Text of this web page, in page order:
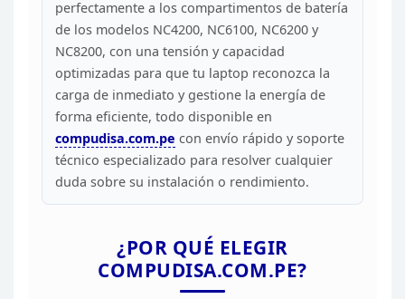
perfectamente a los compartimentos de batería
de los modelos NC4200, NC6100, NC6200 y
NC8200, con una tensión y capacidad
optimizadas para que tu laptop reconozca la
carga de inmediato y gestione la energía de
forma eficiente, todo disponible en
compudisa.com.pe con envío rápido y soporte
técnico especializado para resolver cualquier
duda sobre su instalación o rendimiento.
¿POR QUÉ ELEGIR
COMPUDISA.COM.PE?